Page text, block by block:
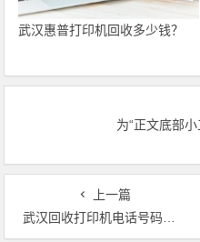
武汉惠普打印机回收多少钱？
为“正文底部
上一篇
武汉回收打印机电话号码报价是多少？